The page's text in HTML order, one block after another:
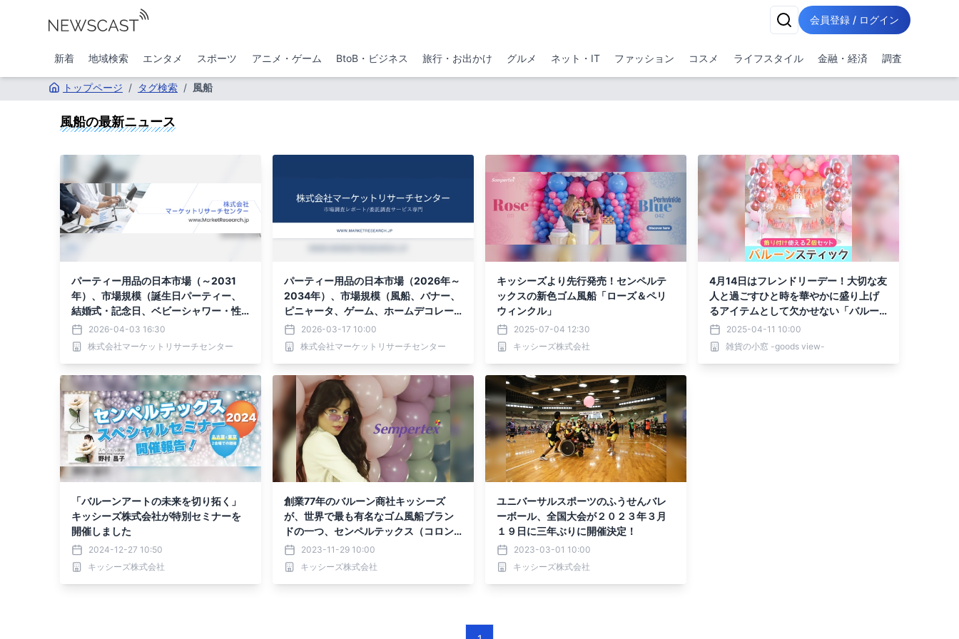
会員登録 / ログイン
新着 地域検索 エンタメ スポーツ アニメ・ゲーム BtoB・ビジネス 旅行・お出かけ グルメ ネット・IT ファッション コスメ ライフスタイル 金融・経済 調査
トップページ / タグ検索 / 風船
風船の最新ニュース
パーティー用品の日本市場（～2031
年）、市場規模（誕生日パーティー、
結婚式・記念日、ベビーシャワー・性
別発表パーティー）・分析レポートを
発表
2026-04-03 16:30
株式会社マーケットリサーチセンター
パーティー用品の日本市場（2026年～
2034年）、市場規模（風船、バナー、
ピニャータ、ゲーム、ホームデコレー
ション、食器/使い捨て製品、風船、バ
ナー、ピニャータ、ゲーム、ホームデ
コレーション、食器/使い捨て製品）・
2026-03-17 10:00
株式会社マーケットリサーチセンター
キッシーズより先行発売！センペルテ
ックスの新色ゴム風船「ローズ＆ペリ
ウィンクル」
2025-07-04 12:30
キッシーズ株式会社
4月14日はフレンドリーデー！大切な友
人と過ごすひと時を華やかに盛り上げ
るアイテムとして欠かせない「バルー
ンスティック」に風船を固定して立体
的なデコレーションに仕上げよう（Am
azonにて好評販売中！）
2025-04-11 10:00
雑貨の小窓 -goods view-
「バルーンアートの未来を切り拓く」
キッシーズ株式会社が特別セミナーを
開催しました
2024-12-27 10:50
キッシーズ株式会社
創業77年のバルーン商社キッシーズ
が、世界で最も有名なゴム風船ブラン
ドの一つ、センペルテックス（コロン
ビア産）の取り扱いを開始。
2023-11-29 10:00
キッシーズ株式会社
ユニバーサルスポーツのふうせんバレ
ーボール、全国大会が２０２３年３月
１９日に三年ぶりに開催決定！
2023-03-01 10:00
キッシーズ株式会社